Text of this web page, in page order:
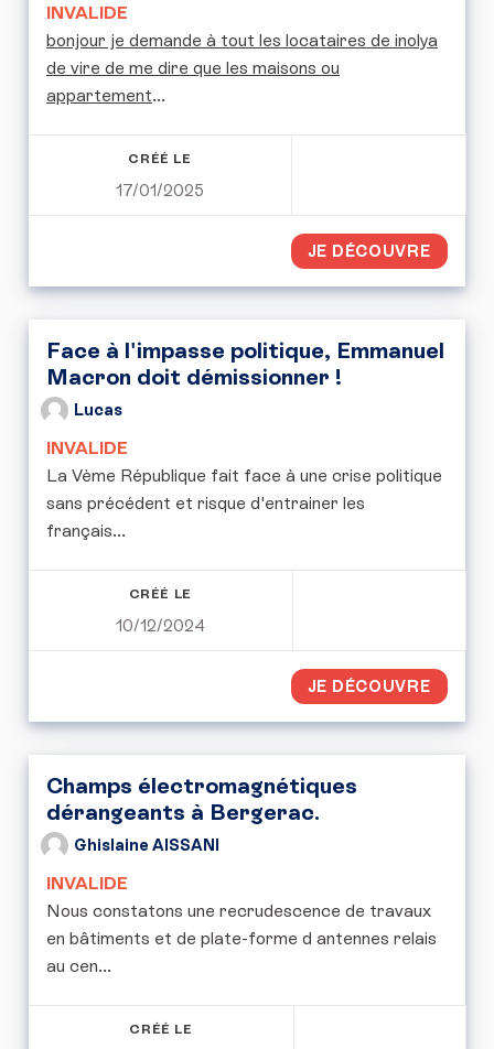
INVALIDE
bonjour je demande à tout les locataires de inolya
de vire de me dire que les maisons ou
appartement...
CRÉÉ LE
17/01/2025
JE DÉCOUVRE
Face à l'impasse politique, Emmanuel
Macron doit démissionner !
Lucas
INVALIDE
La Vème République fait face à une crise politique
sans précédent et risque d'entrainer les
français...
CRÉÉ LE
10/12/2024
JE DÉCOUVRE
Champs électromagnétiques
dérangeants à Bergerac.
Ghislaine AISSANI
INVALIDE
Nous constatons une recrudescence de travaux
en bâtiments et de plate-forme d antennes relais
au cen...
CRÉÉ LE